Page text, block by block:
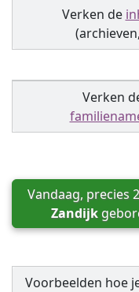
Verken de
Verken
Vandaag, precies
Zandijk
Voorbeelden hoe